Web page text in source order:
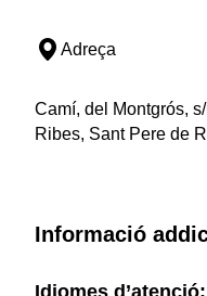
Adreça
Camí, del Montgrós,
Ribes, Sant Pere de
Informació
Idiomes d’atenció: